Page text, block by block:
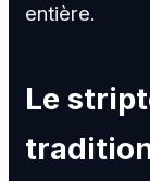
entière.
Le